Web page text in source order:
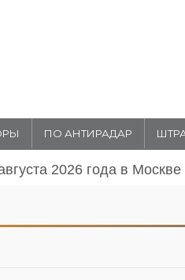
ПО АНТИРАДАР
2026 года в Москве